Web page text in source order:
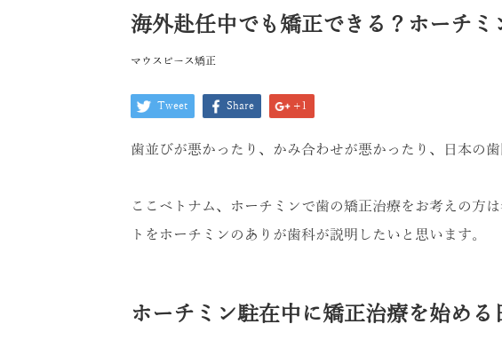
海外赴任中でも矯正できる？ホーチ
マウスピース矯正
Tweet Share +1
歯並びが悪かったり、かみ合わせが悪かったり、日本の
ここベトナム、ホーチミンで歯の矯正治療をお考えの方
トをホーチミンのありが歯科が説明したいと思います。
ホーチミン駐在中に矯正治療を始め